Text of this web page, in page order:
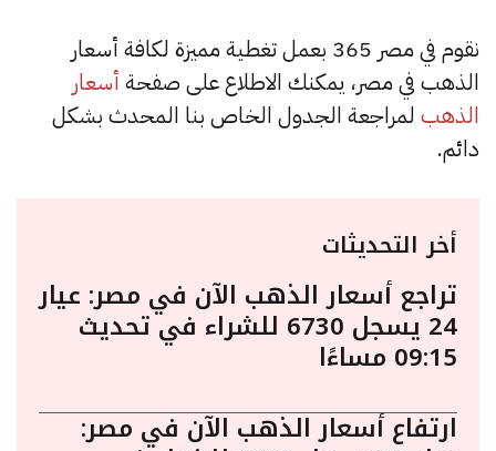
نقوم في مصر 365 بعمل تغطية مميزة لكافة أسعار
الذهب في مصر، يمكنك الاطلاع على صفحة أسعار
الذهب لمراجعة الجدول الخاص بنا المحدث بشكل
دائم.
أخر التحديثات
تراجع أسعار الذهب الآن في مصر: عيار
24 يسجل 6730 للشراء في تحديث
09:15 مساءًا
ارتفاع أسعار الذهب الآن في مصر: